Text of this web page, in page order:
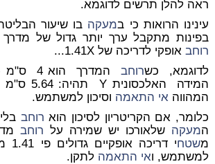
ראה להלן תרשים לדוגמא.
עינינו הרואות כי במעקה
בפינות מתקבל ערך יותר גדול של מדרך ב-41% -
רוחבאופקי לדריכה של 1.41X...
לדוגמא, כשרוחבהמדרך הוא 4 ס"מ - בפינת ה
המהווה אי התאמה וסיכון למשתמש.
כלומר, אם הקריטריון לסיכון הוא רוחב
המעקה שלאורכו יש שמירה על רוחב
משטח
למשתמש, ואי התאמה לתקן.